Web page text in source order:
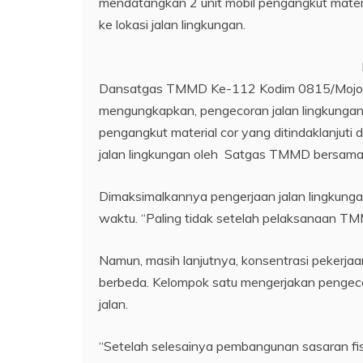
ke lokasi jalan lingkungan.
Dansatgas TMMD Ke-112 Kodim 0815/
mengungkapkan, pengecoran jalan
pengangkut material cor yang ditindaklanjuti
jalan lingkungan oleh Satgas TMMD
Dimaksimalkannya pengerjaan jalan
waktu. “Paling tidak setelah pelaksanaan
Namun, masih lanjutnya, konsentrasi
berbeda. Kelompok satu mengerjakan
jalan.
“Setelah selesainya pembangunan sasaran